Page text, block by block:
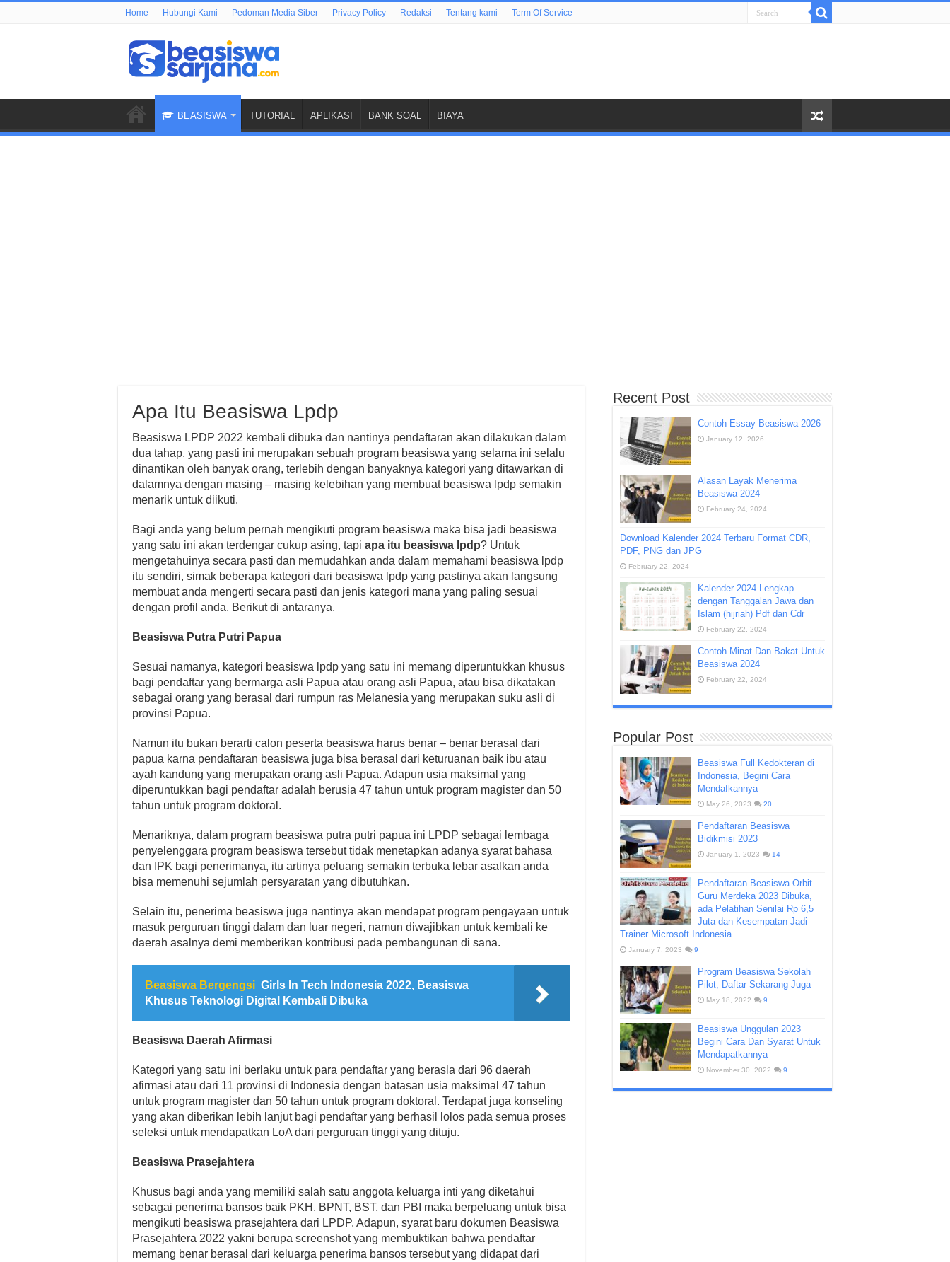
Home Hubungi Kami Pedoman Media Siber Privacy Policy Redaksi Tentang kami Term Of Service
BEASISWA TUTORIAL APLIKASI BANK SOAL BIAYA
Apa Itu Beasiswa Lpdp
Beasiswa LPDP 2022 kembali dibuka dan nantinya pendaftaran akan dilakukan dalam
dua tahap, yang pasti ini merupakan sebuah program beasiswa yang selama ini selalu
dinantikan oleh banyak orang, terlebih dengan banyaknya kategori yang ditawarkan di
dalamnya dengan masing – masing kelebihan yang membuat beasiswa lpdp semakin
menarik untuk diikuti.
Bagi anda yang belum pernah mengikuti program beasiswa maka bisa jadi beasiswa
yang satu ini akan terdengar cukup asing, tapi apa itu beasiswa lpdp? Untuk
mengetahuinya secara pasti dan memudahkan anda dalam memahami beasiswa lpdp
itu sendiri, simak beberapa kategori dari beasiswa lpdp yang pastinya akan langsung
membuat anda mengerti secara pasti dan jenis kategori mana yang paling sesuai
dengan profil anda. Berikut di antaranya.
Beasiswa Putra Putri Papua
Sesuai namanya, kategori beasiswa lpdp yang satu ini memang diperuntukkan khusus
bagi pendaftar yang bermarga asli Papua atau orang asli Papua, atau bisa dikatakan
sebagai orang yang berasal dari rumpun ras Melanesia yang merupakan suku asli di
provinsi Papua.
Namun itu bukan berarti calon peserta beasiswa harus benar – benar berasal dari
papua karna pendaftaran beasiswa juga bisa berasal dari keturuanan baik ibu atau
ayah kandung yang merupakan orang asli Papua. Adapun usia maksimal yang
diperuntukkan bagi pendaftar adalah berusia 47 tahun untuk program magister dan 50
tahun untuk program doktoral.
Menariknya, dalam program beasiswa putra putri papua ini LPDP sebagai lembaga
penyelenggara program beasiswa tersebut tidak menetapkan adanya syarat bahasa
dan IPK bagi penerimanya, itu artinya peluang semakin terbuka lebar asalkan anda
bisa memenuhi sejumlah persyaratan yang dibutuhkan.
Selain itu, penerima beasiswa juga nantinya akan mendapat program pengayaan untuk
masuk perguruan tinggi dalam dan luar negeri, namun diwajibkan untuk kembali ke
daerah asalnya demi memberikan kontribusi pada pembangunan di sana.
Beasiswa Bergengsi Girls In Tech Indonesia 2022, Beasiswa
Khusus Teknologi Digital Kembali Dibuka
Beasiswa Daerah Afirmasi
Kategori yang satu ini berlaku untuk para pendaftar yang berasla dari 96 daerah
afirmasi atau dari 11 provinsi di Indonesia dengan batasan usia maksimal 47 tahun
untuk program magister dan 50 tahun untuk program doktoral. Terdapat juga konseling
yang akan diberikan lebih lanjut bagi pendaftar yang berhasil lolos pada semua proses
seleksi untuk mendapatkan LoA dari perguruan tinggi yang dituju.
Beasiswa Prasejahtera
Khusus bagi anda yang memiliki salah satu anggota keluarga inti yang diketahui
sebagai penerima bansos baik PKH, BPNT, BST, dan PBI maka berpeluang untuk bisa
mengikuti beasiswa prasejahtera dari LPDP. Adapun, syarat baru dokumen Beasiswa
Prasejahtera 2022 yakni berupa screenshot yang membuktikan bahwa pendaftar
memang benar berasal dari keluarga penerima bansos tersebut yang didapat dari
Recent Post
Contoh Essay Beasiswa 2026
January 12, 2026
Alasan Layak Menerima
Beasiswa 2024
February 24, 2024
Download Kalender 2024 Terbaru Format CDR,
PDF, PNG dan JPG
February 22, 2024
Kalender 2024 Lengkap
dengan Tanggalan Jawa dan
Islam (hijriah) Pdf dan Cdr
February 22, 2024
Contoh Minat Dan Bakat Untuk
Beasiswa 2024
February 22, 2024
Popular Post
Beasiswa Full Kedokteran di
Indonesia, Begini Cara
Mendafkannya
May 26, 2023 20
Pendaftaran Beasiswa
Bidikmisi 2023
January 1, 2023 14
Pendaftaran Beasiswa Orbit
Guru Merdeka 2023 Dibuka,
ada Pelatihan Senilai Rp 6,5
Juta dan Kesempatan Jadi
Trainer Microsoft Indonesia
January 7, 2023 9
Program Beasiswa Sekolah
Pilot, Daftar Sekarang Juga
May 18, 2022 9
Beasiswa Unggulan 2023
Begini Cara Dan Syarat Untuk
Mendapatkannya
November 30, 2022 9